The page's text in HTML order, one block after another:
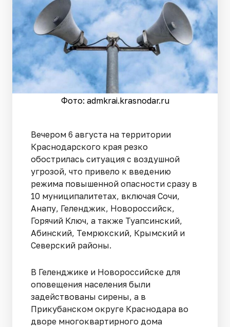
Фото: admkrai.krasnodar.ru
Вечером 6 августа на территории
Краснодарского края резко
обострилась ситуация с воздушной
угрозой, что привело к введению
режима повышенной опасности сразу в
10 муниципалитетах, включая Сочи,
Анапу, Геленджик, Новороссийск,
Горячий Ключ, а также Туапсинский,
Абинский, Темрюкский, Крымский и
Северский районы.
В Геленджике и Новороссийске для
оповещения населения были
задействованы сирены, а в
Прикубанском округе Краснодара во
дворе многоквартирного дома